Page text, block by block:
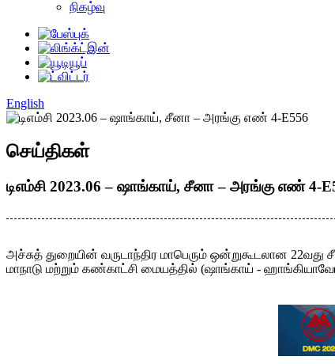
நிகழ்வு
English
செய்திகள்
டிஎம்சி 2023.06 – ஷாங்காய், சீனா – அரங்கு எண் 4-
அச்சுத் துறையின் வருடாந்திர மாபெரும் ஒன்றுகூடலான
மாநாடு மற்றும் கண்காட்சி மையத்தில் (ஷாங்காய் -